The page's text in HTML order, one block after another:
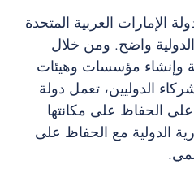
الإمارات العربية المتحدة
الدولية واضح. ومن خلال
وإنشاء مؤسسات وهيئات
الدوليين، تعمل دولة
على الحفاظ على مكانتها
الدولية مع الحفاظ على